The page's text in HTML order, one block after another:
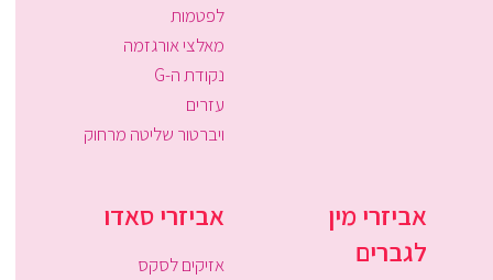
לפטמות
מאלצי אורגזמה
נקודת ה-G
עזרים
ויברטור שליטה מרחוק
אביזרי מין
לגברים
אביזרי סאדו
אזיקים לסקס